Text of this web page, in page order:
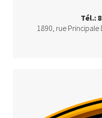
Tél.:
1890, rue Principale